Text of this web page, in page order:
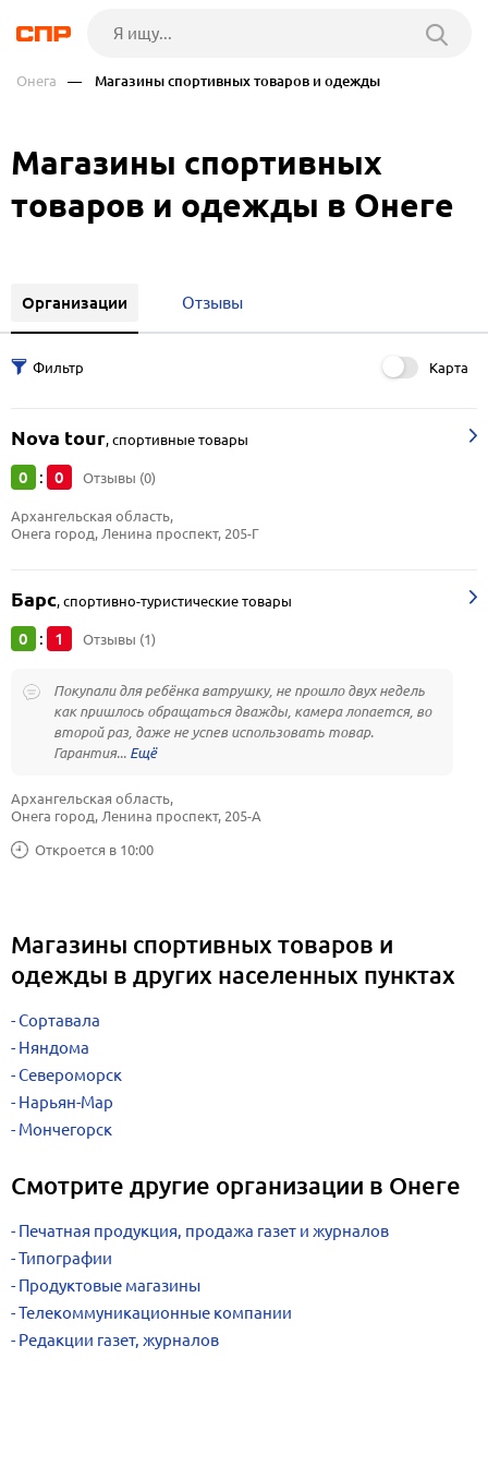
Онега — Магазины спортивных товаров и одежды
Магазины спортивных
товаров и одежды в Онеге
Организации Отзывы
Карта
Nova tour,спортивные товары
0 : 0 Отзывы (0)
Архангельская область,
Онега город, Ленина проспект, 205-Г
Барс,спортивно-туристические товары
0 : 1 Отзывы (1)
Покупали для ребёнка ватрушку, не прошло двух недель
как пришлось обращаться дважды, камера лопается, во
второй раз, даже не успев использовать товар.
Гарантия...
Откроется в 10:00
Архангельская область,
Онега город, Ленина проспект, 205-А
Магазины спортивных товаров и
одежды в других населенных пунктах
Сортавала
Няндома
Североморск
Нарьян-Мар
Мончегорск
Смотрите другие организации в Онеге
Печатная продукция, продажа газет и журналов
Типографии
Продуктовые магазины
Телекоммуникационные компании
Редакции газет, журналов